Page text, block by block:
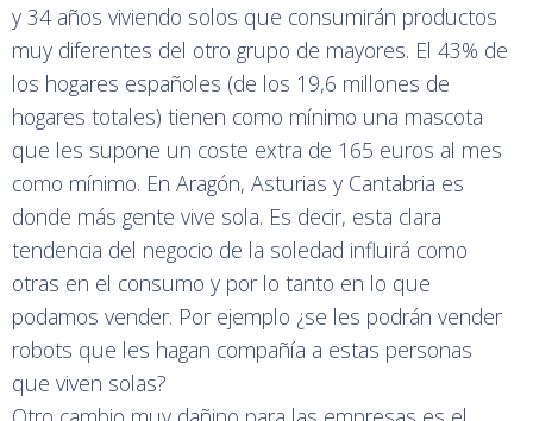
y 34 años viviendo solos que consumirán productos
muy diferentes del otro grupo de mayores. El 43% de
los hogares españoles (de los 19,6 millones de
hogares totales) tienen como mínimo una mascota
que les supone un coste extra de 165 euros al mes
como mínimo. En Aragón, Asturias y Cantabria es
donde más gente vive sola. Es decir, esta clara
tendencia del negocio de la soledad influirá como
otras en el consumo y por lo tanto en lo que
podamos vender. Por ejemplo ¿se les podrán vender
robots que les hagan compañía a estas personas
que viven solas?